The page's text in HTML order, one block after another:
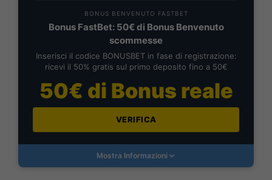
BONUS BENVENUTO FASTBET
Bonus FastBet: 50€ di Bonus Benvenuto
scommesse
Inserisci il codice BONUSBET in fase di registrazione:
ricevi il 50% gratis sul primo deposito fino a 50€
50€ di Bonus reale
VERIFICA
Mostra Informazioni